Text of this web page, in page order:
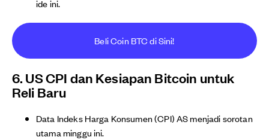
ide ini.
Beli Coin BTC di Sini!
6. US CPI dan Kesiapan Bitcoin untuk
Reli Baru
Data Indeks Harga Konsumen (CPI) AS menjadi sorotan
utama minggu ini.